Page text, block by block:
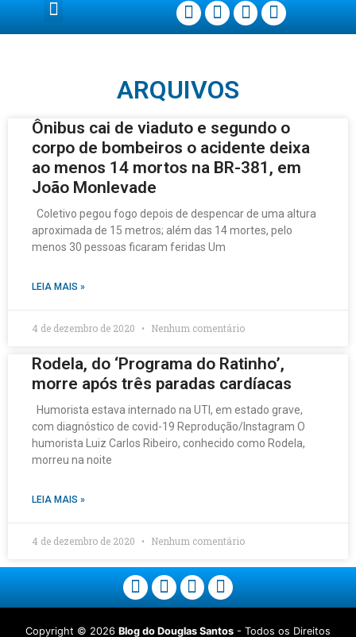
ARQUIVOS
Ônibus cai de viaduto e segundo o
corpo de bombeiros o acidente deixa
ao menos 14 mortos na BR-381, em
João Monlevade
Coletivo pegou fogo depois de despencar de uma altura
aproximada de 15 metros; além das 14 mortes, pelo
menos 30 pessoas ficaram feridas Um
LEIA MAIS »
4 de dezembro de 2020 Nenhum comentário
Rodela, do ‘Programa do Ratinho’,
morre após três paradas cardíacas
Humorista estava internado na UTI, em estado grave,
com diagnóstico de covid-19 Reprodução/Instagram O
humorista Luiz Carlos Ribeiro, conhecido como Rodela,
morreu na noite
LEIA MAIS »
4 de dezembro de 2020 Nenhum comentário
Copyright © 2026 Blog do Douglas Santos - Todos os Direitos